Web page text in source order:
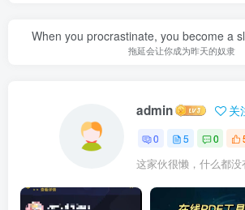
When you procrastinate, you become a
拖延会让你成为昨天的奴隶
admin 关
0 5 0
这家伙很懒，什么都没